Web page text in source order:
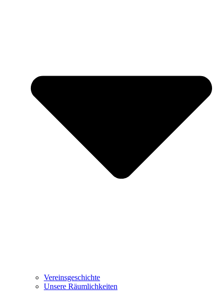
Vereinsgeschichte
Unsere Räumlichkeiten